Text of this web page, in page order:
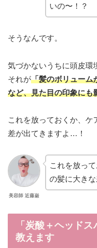
いの〜！？
そうなんです。
気づかないうちに頭皮環
それが「髪のボリューム
など、見た目の印象にも
これを放っておくか、ケ
差が出てきますよ…！
美容師 近藤巌
これを放っ
の髪に大き
「炭酸＋ヘッド
教えます